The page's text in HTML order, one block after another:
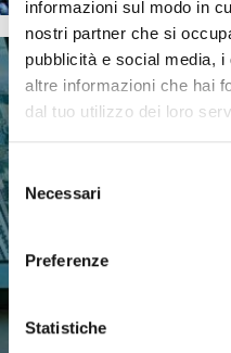
informazioni sul modo in
nostri partner che si
pubblicità e social media,
altre informazioni che hai
dal tuo utilizzo dei loro
Selezione
del
consenso
Necessari
Preferenze
Statistiche